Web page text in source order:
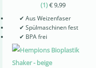
(1)€9,99
✔ Aus Weizenfaser
✔ Spülmaschinen fest
✔ BPA frei